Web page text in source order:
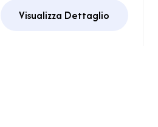
Visualizza Dettaglio